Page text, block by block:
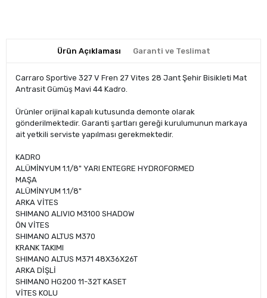
Ürün Açıklaması Garanti ve Teslimat
Carraro Sportive 327 V Fren 27 Vites 28 Jant Şehir Bisikleti Mat
Antrasit Gümüş Mavi 44 Kadro.
Ürünler orijinal kapalı kutusunda demonte olarak
gönderilmektedir. Garanti şartları gereği kurulumunun markaya
ait yetkili serviste yapılması gerekmektedir.
KADRO
ALÜMİNYUM 1.1/8" YARI ENTEGRE HYDROFORMED
MAŞA
ALÜMİNYUM 1.1/8"
ARKA VİTES
SHIMANO ALIVIO M3100 SHADOW
ÖN VİTES
SHIMANO ALTUS M370
KRANK TAKIMI
SHIMANO ALTUS M371 48X36X26T
ARKA DİŞLİ
SHIMANO HG200 11-32T KASET
VİTES KOLU